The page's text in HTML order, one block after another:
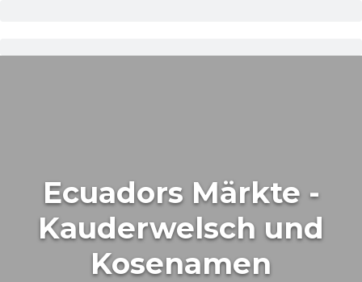
Ecuadors Märkte -
Kauderwelsch und
Kosenamen